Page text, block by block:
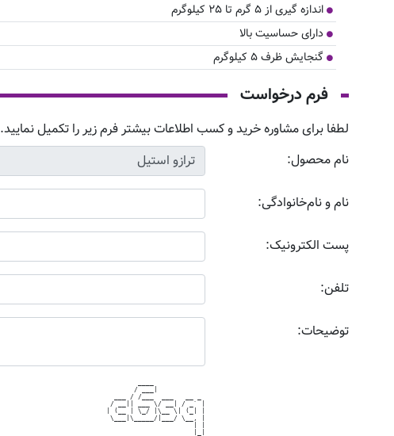
اندازه گیری از ۵ گرم تا ۲۵ کیلوگرم
دارای حساسیت بالا
گنجایش ظرف ۵ کیلوگرم
فرم درخواست
لطفا برای مشاوره خرید و کسب اطلاعات بیشتر فرم زیر را تکمیل نمایید.
نام محصول:
نام و نام‌خانوادگی:
پست الکترونیک:
تلفن:
توضیحات:
       / ___|
  ___ / /___  ___   __ _
/ __|| ___ \/ __| / _` |
| (__ | \_/ |\__ \| (_| |
\___|\_____/|___/ \__, |